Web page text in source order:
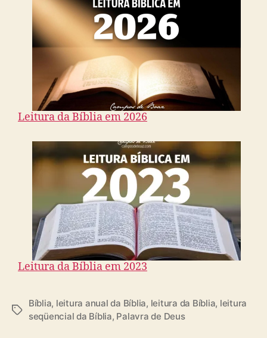
Leitura da Bíblia em 2026
Leitura da Bíblia em 2023
T
Bíblia, leitura anual da Bíblia, leitura da Bíblia, leitura
seqüencial da Bíblia, Palavra de Deus